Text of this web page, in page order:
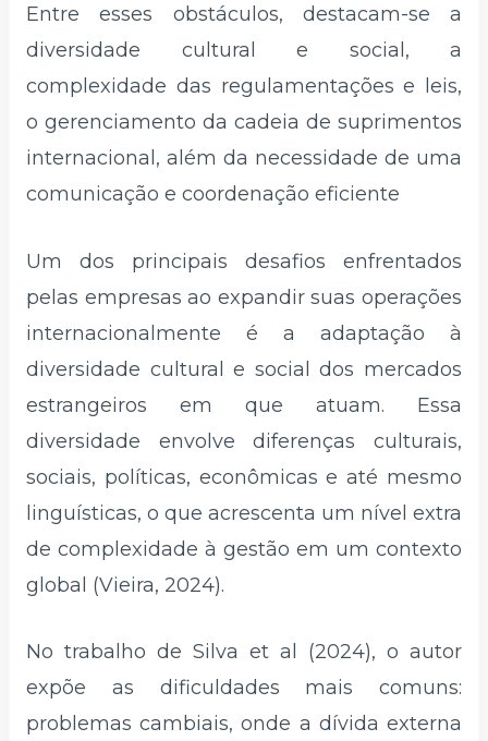
Entre esses obstáculos, destacam-se a
diversidade cultural e social, a
complexidade das regulamentações e leis,
o gerenciamento da cadeia de suprimentos
internacional, além da necessidade de uma
comunicação e coordenação eficiente
Um dos principais desafios enfrentados
pelas empresas ao expandir suas operações
internacionalmente é a adaptação à
diversidade cultural e social dos mercados
estrangeiros em que atuam. Essa
diversidade envolve diferenças culturais,
sociais, políticas, econômicas e até mesmo
linguísticas, o que acrescenta um nível extra
de complexidade à gestão em um contexto
global (Vieira, 2024).
No trabalho de Silva et al (2024), o autor
expõe as dificuldades mais comuns:
problemas cambiais, onde a dívida externa